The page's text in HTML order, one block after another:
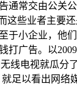
通常交由公关
而这些业者主要
于小企业，他
打广告。以
线电视就瓜分
足以看出网络